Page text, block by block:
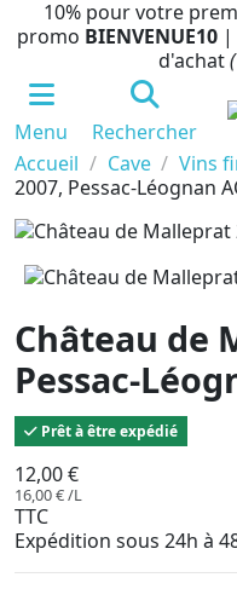
10% pour votre
promo BIENVENUE10 |
d'achat
Menu Rechercher
Accueil
Cave Vins
2007, Pessac-Léognan
Château de
Pessac-
Prêt à être expédié
12,00 €
16,00 € /L
TTC
Expédition sous 24h à